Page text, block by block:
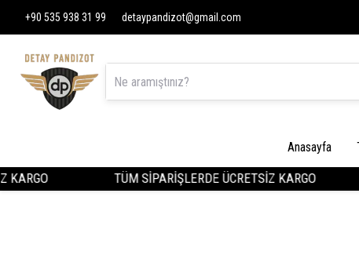
+90 535 938 31 99 detaypandizot@gmail.com
Anasayfa
TÜM SİPARİŞLERDE ÜCRETSİZ KARGO